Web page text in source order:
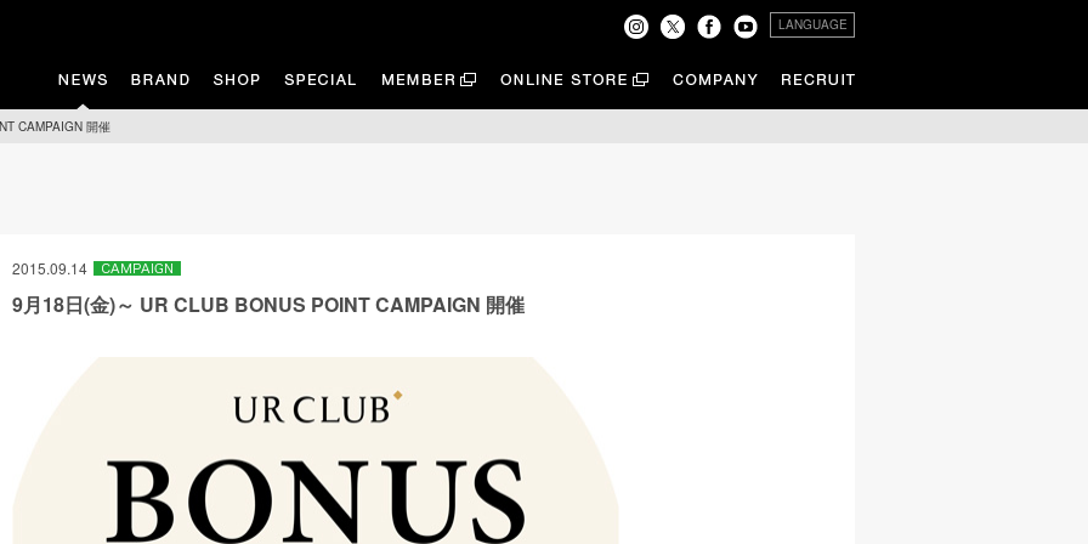
LANGUAGE
CAMPAIGN 開催
2015.09.14
9月18日(金)～ UR CLUB BONUS POINT CAMPAIGN 開催